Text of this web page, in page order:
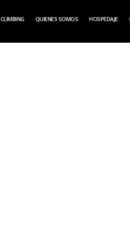
CLIMBING QUIENES SOMOS HOSPEDAJE